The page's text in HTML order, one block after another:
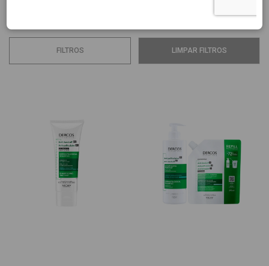
Ver mais
FILTROS LIMPAR FILTROS